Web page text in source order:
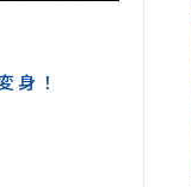
身！